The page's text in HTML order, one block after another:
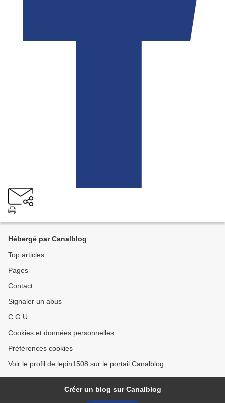
Hébergé par Canalblog
Top articles
Pages
Contact
Signaler un abus
C.G.U.
Cookies et données personnelles
Préférences cookies
Voir le profil de lepin1508 sur le portail Canalblog
Créer un blog sur Canalblog